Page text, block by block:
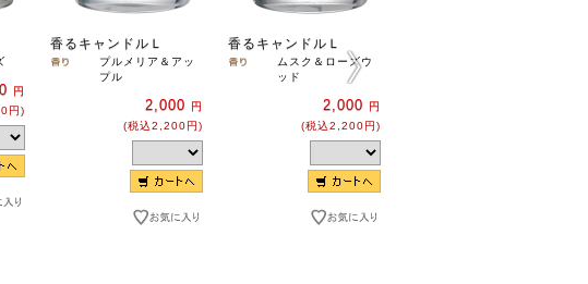
円
円)
香るキャンドルＬ
プルメリア＆アッ
プル
2,000
円
(税込2,200円)
香るキャンドルＬ
ムスク＆ローズウ
ッド
2,000
円
(税込2,200円)